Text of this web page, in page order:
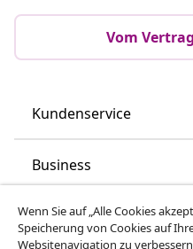
Vom
Kundenservice
Business
vidaXL
Wenn Sie auf „Alle Cookies
Speicherung von Cookies auf
Websitenavigation zu